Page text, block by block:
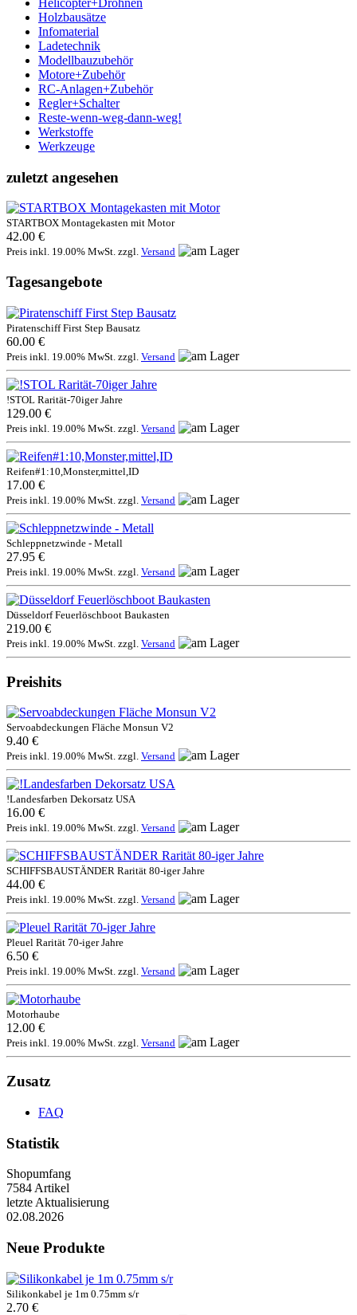
Helicopter+Drohnen
Holzbausätze
Infomaterial
Ladetechnik
Modellbauzubehör
Motore+Zubehör
RC-Anlagen+Zubehör
Regler+Schalter
Reste-wenn-weg-dann-weg!
Werkstoffe
Werkzeuge
zuletzt angesehen
STARTBOX Montagekasten mit Motor
42.00 €
Preis inkl. 19.00% MwSt. zzgl. Versand
Tagesangebote
Piratenschiff First Step Bausatz
60.00 €
Preis inkl. 19.00% MwSt. zzgl. Versand
!STOL Rarität-70iger Jahre
129.00 €
Preis inkl. 19.00% MwSt. zzgl. Versand
Reifen#1:10,Monster,mittel,ID
17.00 €
Preis inkl. 19.00% MwSt. zzgl. Versand
Schleppnetzwinde - Metall
27.95 €
Preis inkl. 19.00% MwSt. zzgl. Versand
Düsseldorf Feuerlöschboot Baukasten
219.00 €
Preis inkl. 19.00% MwSt. zzgl. Versand
Preishits
Servoabdeckungen Fläche Monsun V2
9.40 €
Preis inkl. 19.00% MwSt. zzgl. Versand
!Landesfarben Dekorsatz USA
16.00 €
Preis inkl. 19.00% MwSt. zzgl. Versand
SCHIFFSBAUSTÄNDER Rarität 80-iger Jahre
44.00 €
Preis inkl. 19.00% MwSt. zzgl. Versand
Pleuel Rarität 70-iger Jahre
6.50 €
Preis inkl. 19.00% MwSt. zzgl. Versand
Motorhaube
12.00 €
Preis inkl. 19.00% MwSt. zzgl. Versand
Zusatz
FAQ
Statistik
Shopumfang
7584 Artikel
letzte Aktualisierung
02.08.2026
Neue Produkte
Silikonkabel je 1m 0.75mm s/r
2.70 €